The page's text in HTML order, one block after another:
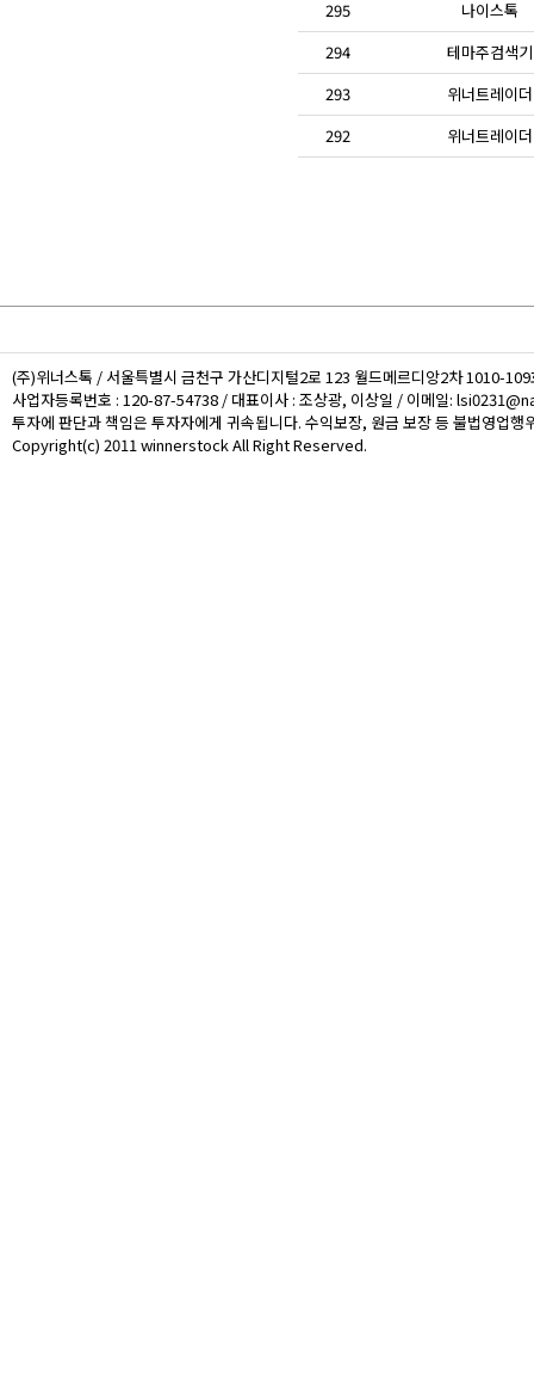
295
나이스톡
294
테마주검색기
293
위너트레이더
292
위너트레이더
(주)위너스톡 / 서울특별시 금천구 가산디지털2로 123 월드메르디앙2차 1010-
사업자등록번호 : 120-87-54738 / 대표이사 : 조상광, 이상일 / 이메일:
투자에 판단과 책임은 투자자에게 귀속됩니다. 수익보장, 원금 보장 등 불법영업행
Copyright(c) 2011 winnerstock All Right Reserved.